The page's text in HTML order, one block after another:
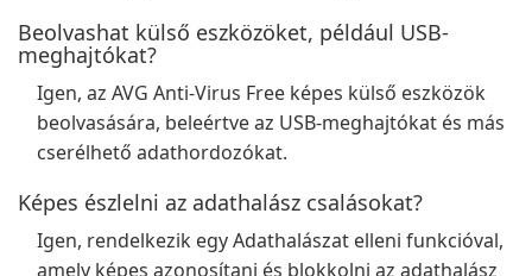
Beolvashat külső eszközöket, például USB-
meghajtókat?
Igen, az AVG Anti-Virus Free képes külső eszközök
beolvasására, beleértve az USB-meghajtókat és más
cserélhető adathordozókat.
Képes észlelni az adathalász csalásokat?
Igen, rendelkezik egy Adathalászat elleni funkcióval,
amely képes azonosítani és blokkolni az adathalász